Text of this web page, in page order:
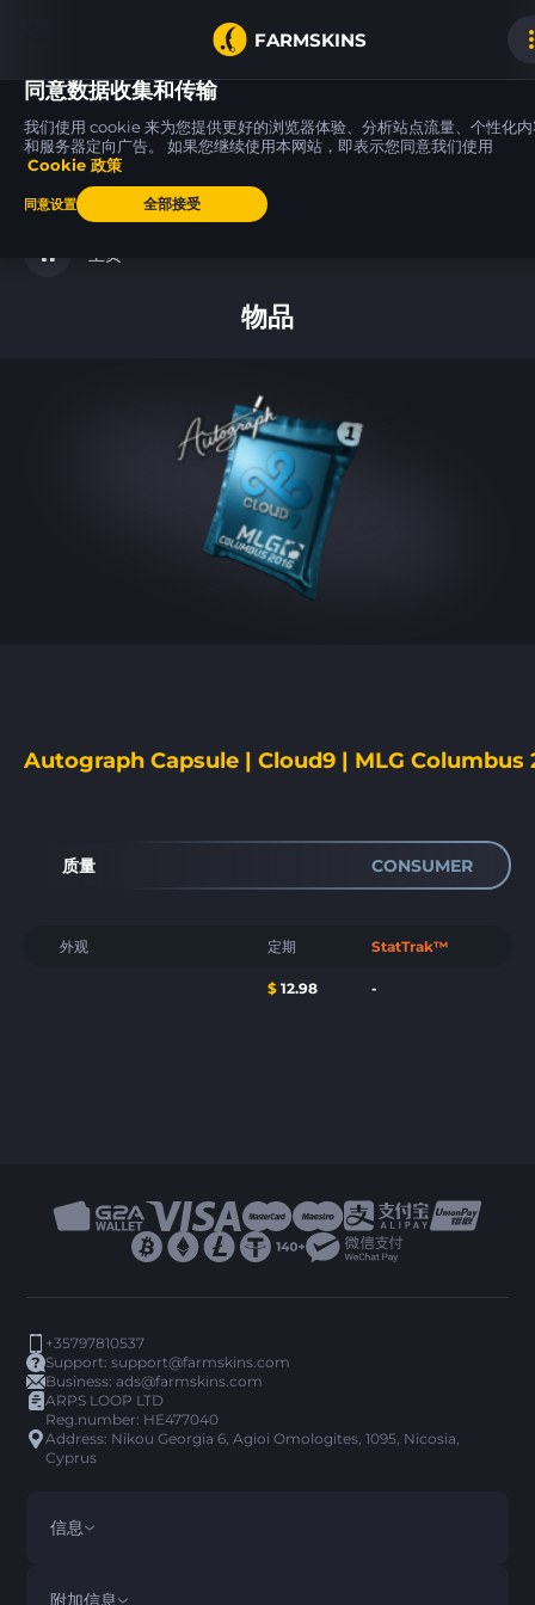
FARMSKINS
SSG 08
主页
物品
Autograph Capsule | Cloud9 | MLG Columbus
质量 CONSUMER
外观 定期 StatTrak™
$ 12.98 -
+35797810537
Support:support@farmskins.com
Business:ads@farmskins.com
ARPS LOOP LTD
Reg.number: HE477040
Address: Nikou Georgia 6, Agioi Omologites, 1095, Nicosia,
Cyprus
信息
条款与条件
附加信息
同意数据收集和传输
我们使用 cookie 来为您提供更好的浏览器体验、分析站点流量、个性化
和服务器定向广告。 如果您继续使用本网站，即表示您同意我们使用
Cookie 政策
同意设置 全部接受